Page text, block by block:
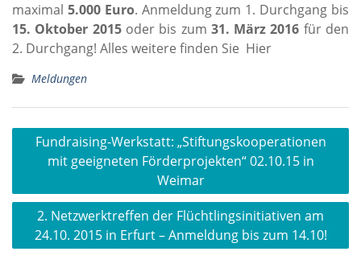
maximal 5.000 Euro. Anmeldung zum 1. Durchgang bis
15. Oktober 2015oder bis zum 31. März 2016 für den
2. Durchgang! Alles weitere finden Sie Hier
Meldungen
Beitragsnavigation
Fundraising-Werkstatt: „Stiftungskooperationen
mit geeigneten Förderprojekten“ 02.10.15 in
Weimar
2. Netzwerktreffen der Flüchtlingsinitiativen am
24.10. 2015 in Erfurt – Anmeldung bis zum 14.10!